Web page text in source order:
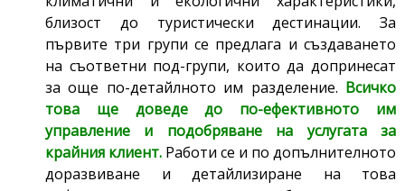
близост до туристически дестинации. За
първите три групи се предлага и създаването
на съответни под-групи, които да допринесат
за още по-детайлното им разделение. Всичко
това ще доведе до по-ефективното им
управление и подобряване на услугата за
крайния клиент. Работи се и по допълнителното
доразвиване и детайлизиране на това